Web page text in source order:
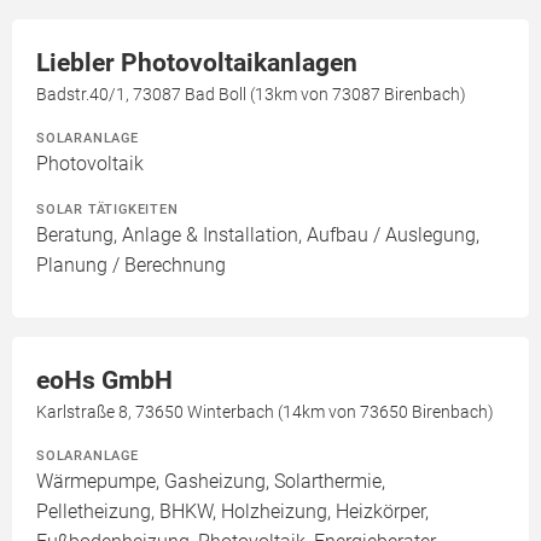
Liebler Photovoltaikanlagen
Badstr.40/1, 73087 Bad Boll (13km von 73087 Birenbach)
SOLARANLAGE
Photovoltaik
SOLAR TÄTIGKEITEN
Beratung, Anlage & Installation, Aufbau / Auslegung,
Planung / Berechnung
eoHs GmbH
Karlstraße 8, 73650 Winterbach (14km von 73650 Birenbach)
SOLARANLAGE
Wärmepumpe, Gasheizung, Solarthermie,
Pelletheizung, BHKW, Holzheizung, Heizkörper,